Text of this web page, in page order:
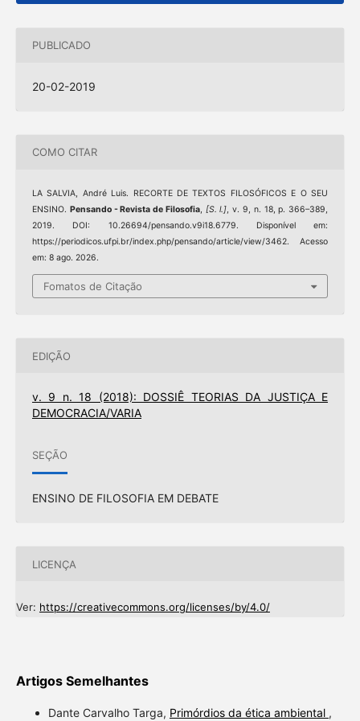
PUBLICADO
20-02-2019
COMO CITAR
LA SALVIA, André Luis. RECORTE DE TEXTOS FILOSÓFICOS E O SEU
ENSINO. Pensando - Revista de Filosofia, [S. l.] , v. 9, n. 18, p. 366–389,
2019. DOI: 10.26694/pensando.v9i18.6779. Disponível em:
https://periodicos.ufpi.br/index.php/pensando/article/view/3462. Acesso
em: 8 ago. 2026.
Fomatos de Citação
EDIÇÃO
v. 9 n. 18 (2018): DOSSIÊ TEORIAS DA JUSTIÇA E
DEMOCRACIA/VARIA
SEÇÃO
ENSINO DE FILOSOFIA EM DEBATE
LICENÇA
Ver: https://creativecommons.org/licenses/by/4.0/
Artigos Semelhantes
Dante Carvalho Targa, Primórdios da ética ambiental ,